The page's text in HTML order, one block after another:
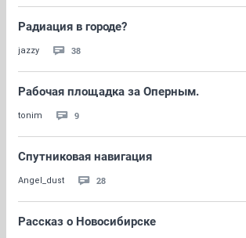
Радиация в городе?
jazzy 38
Рабочая площадка за Оперным.
tonim 9
Спутниковая навигация
Angel_dust 28
Рассказ о Новосибирске